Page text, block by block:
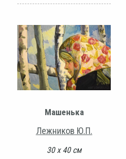
Машенька
Лежников Ю.П.
30 х 40 см